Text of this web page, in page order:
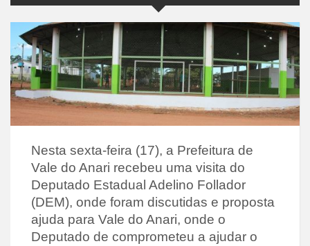
Nesta sexta-feira (17), a Prefeitura de
Vale do Anari recebeu uma visita do
Deputado Estadual Adelino Follador
(DEM), onde foram discutidas e proposta
ajuda para Vale do Anari, onde o
Deputado de comprometeu a ajudar o